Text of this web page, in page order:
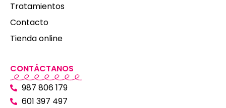
Tratamientos
Contacto
Tienda online
CONTÁCTANOS
987 806 179
601 397 497